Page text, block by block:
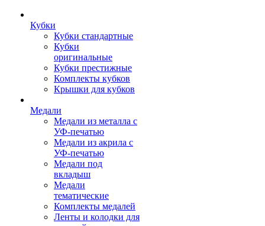
Кубки
Кубки стандартные
Кубки
оригинальные
Кубки престижные
Комплекты кубков
Крышки для кубков
Медали
Медали из металла с
УФ-печатью
Медали из акрила с
УФ-печатью
Медали под
вкладыш
Медали
тематические
Комплекты медалей
Ленты и колодки для